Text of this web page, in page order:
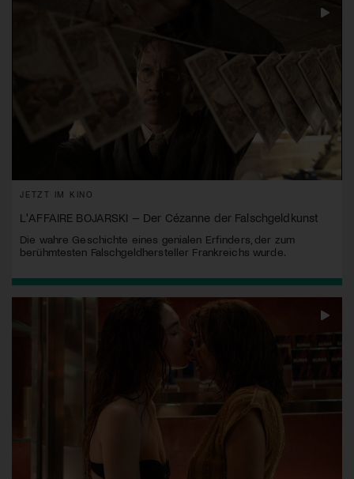
JETZT IM KINO
L'AFFAIRE BOJARSKI – Der Cézanne der Falschgeldkunst
Die wahre Geschichte eines genialen Erfinders, der zum
berühmtesten Falschgeldhersteller Frankreichs wurde.